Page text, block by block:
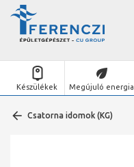
Készülékek Megújuló energia
Csatorna idomok (KG)